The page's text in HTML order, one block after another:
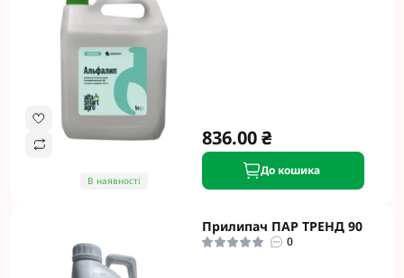
В наявності
836.00 ₴
До кошика
Прилипач ПАР ТРЕНД 90
0